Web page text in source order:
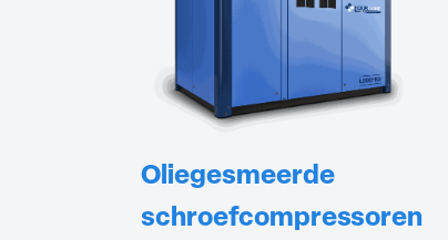
Oliegesmeerde
schroefcompressoren